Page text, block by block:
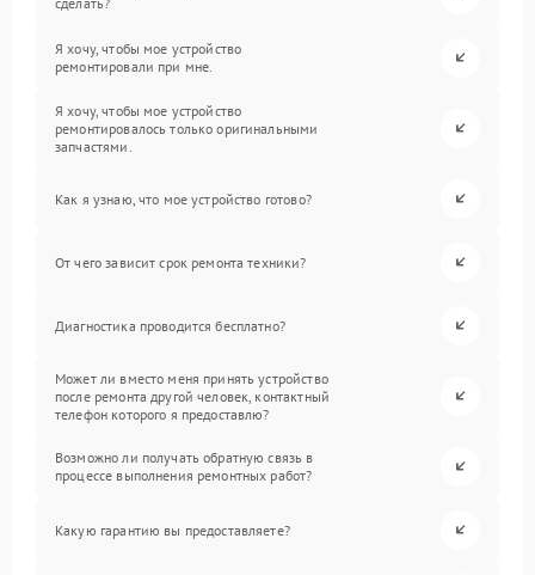
Я хочу, чтобы мое устройство
ремонтировали при мне.
Я хочу, чтобы мое устройство
ремонтировалось только оригинальными
запчастями.
Как я узнаю, что мое устройство готово?
От чего зависит срок ремонта техники?
Диагностика проводится бесплатно?
Может ли вместо меня принять устройство
после ремонта другой человек, контактный
телефон которого я предоставлю?
Возможно ли получать обратную связь в
процессе выполнения ремонтных работ?
Какую гарантию вы предоставляете?